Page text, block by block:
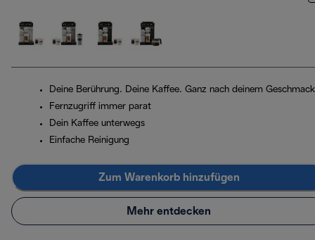
Deine Berührung. Deine Kaffee. Ganz nach deinem
Fernzugriff immer parat
Dein Kaffee unterwegs
Einfache Reinigung
Zum Warenkorb hinzufügen
Mehr entdecken